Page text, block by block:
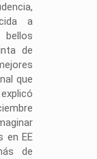
a
bellos
de
que
en EE
de